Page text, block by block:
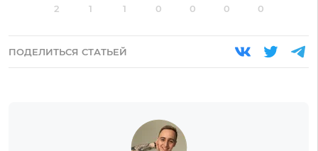
2 1 1 0 0 0 0
ПОДЕЛИТЬСЯ СТАТЬЕЙ